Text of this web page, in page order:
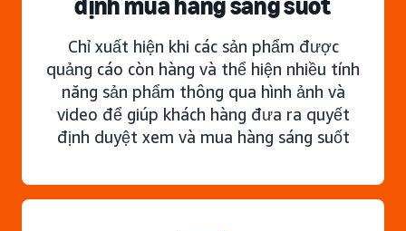
Chỉ xuất hiện khi các sản phẩm được
quảng cáo còn hàng và thể hiện nhiều tính
năng sản phẩm thông qua hình ảnh và
video để giúp khách hàng đưa ra quyết
định duyệt xem và mua hàng sáng suốt